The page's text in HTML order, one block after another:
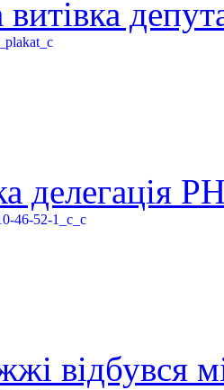
делегація
відбувся